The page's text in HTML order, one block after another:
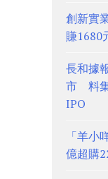
創新實
賺1680
長和據
市 料集
IPO
「羊
億超購